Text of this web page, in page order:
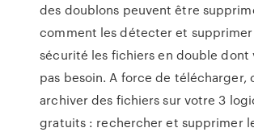
des doublons peuvent être
comment les détecter et
sécurité les fichiers en double dont
pas besoin. A force de télécharger,
archiver des fichiers sur votre 3
gratuits : rechercher et supprimer